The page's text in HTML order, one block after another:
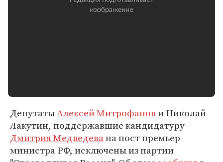
ДепутатыАлексей Митрофанови Николай
Лакутин, поддержавшие кандидатуру
Дмитрия Медведевана пост премьер-
министра РФ, исключены из партии